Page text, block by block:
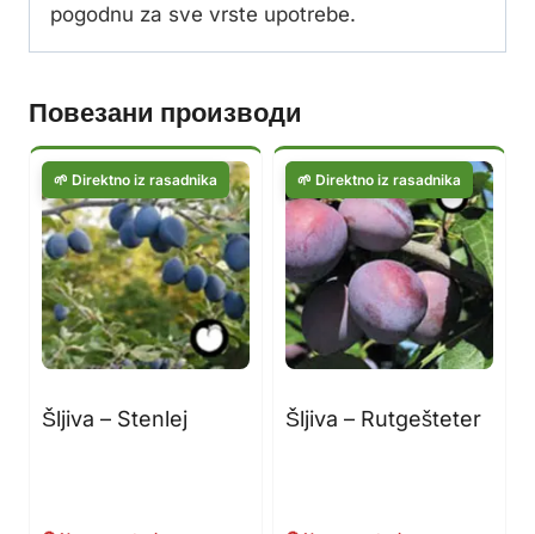
pogodnu za sve vrste upotrebe.
Повезани производи
Šljiva – Stenlej Šljiva – Rutgešteter